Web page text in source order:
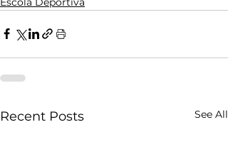
Recent Posts See All